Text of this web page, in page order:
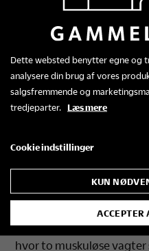
Malerier
motiver
Da Augusta og Christen
pragtbolig på Gammel
grevindens soveværelse
forbundet med natten.
I 1700-tallet betragtes
truende, som man må
bl.a. i udsmykningen på
hvor to muskuløse
Dette websted benytter egne og
analysere din brug af vores
salgsfremmende og
tredjeparter. Læs mere
Cookie indstillinger
KUN
ACCEPTER